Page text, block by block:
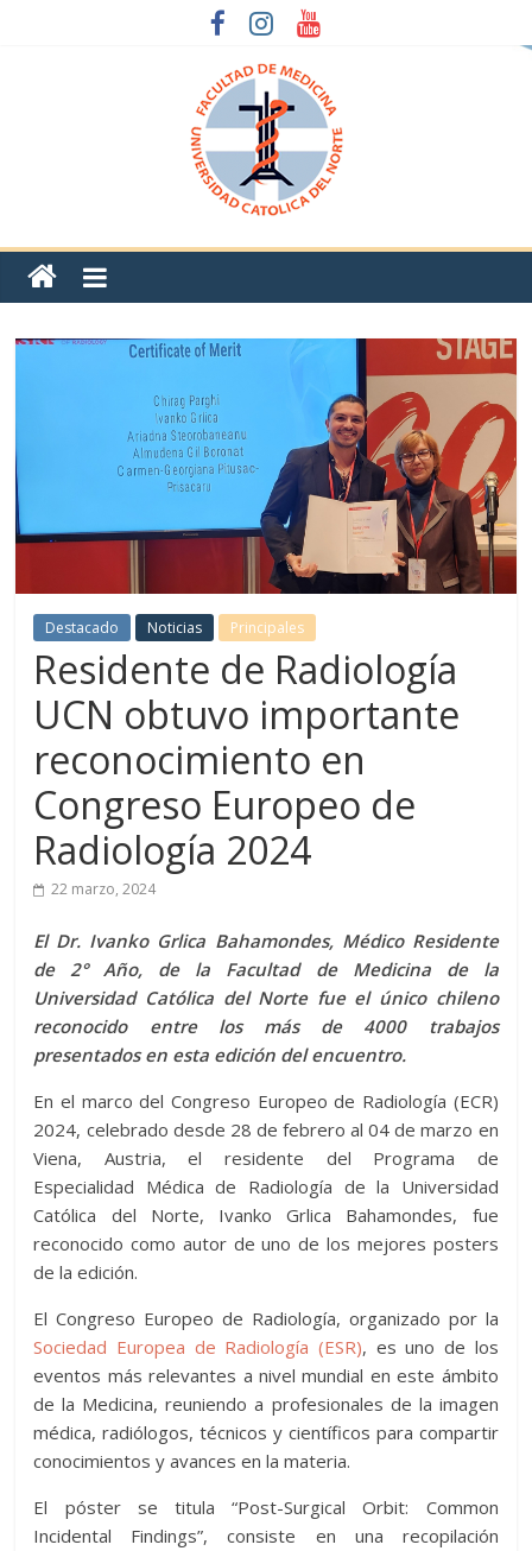
Destacado Noticias Principales
Residente de Radiología
UCN obtuvo importante
reconocimiento en
Congreso Europeo de
Radiología 2024
22 marzo, 2024
El Dr. Ivanko Grlica Bahamondes, Médico Residente
de 2° Año, de la Facultad de Medicina de la
Universidad Católica del Norte fue el único chileno
reconocido entre los más de 4000 trabajos
presentados en esta edición del encuentro.
En el marco del Congreso Europeo de Radiología (ECR)
2024, celebrado desde 28 de febrero al 04 de marzo en
Viena, Austria, el residente del Programa de
Especialidad Médica de Radiología de la Universidad
Católica del Norte, Ivanko Grlica Bahamondes, fue
reconocido como autor de uno de los mejores posters
de la edición.
El Congreso Europeo de Radiología, organizado por la
Sociedad Europea de Radiología (ESR), es uno de los
eventos más relevantes a nivel mundial en este ámbito
de la Medicina, reuniendo a profesionales de la imagen
médica, radiólogos, técnicos y científicos para compartir
conocimientos y avances en la materia.
El póster se titula “Post-Surgical Orbit: Common
Incidental Findings”, consiste en una recopilación